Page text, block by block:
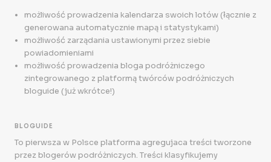
możliwość prowadzenia kalendarza swoich lotów (łącznie z
generowana automatycznie mapą i statystykami)
możliwość zarządania ustawionymi przez siebie
powiadomieniami
możliwość prowadzenia bloga podróżniczego
zintegrowanego z platformą twórców podróżniczych
bloguide (już wkrótce!)
BLOGUIDE
To pierwsza w Polsce platforma agregujaca treści tworzone
przez blogerów podróżniczych. Treści klasyfikujemy